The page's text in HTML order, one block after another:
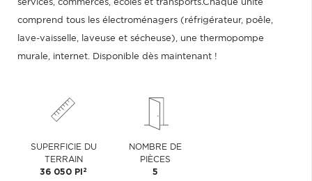
services, commerces, écoles et transports.Chaque unité
comprend tous les électroménagers (réfrigérateur, poêle,
lave-vaisselle, laveuse et sécheuse), une thermopompe
murale, internet. Disponible dès maintenant !
SUPERFICIE DU
TERRAIN
36 050 PI 2
NOMBRE DE
PIÈCES
5